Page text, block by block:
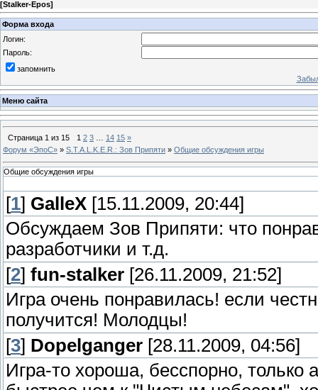
[Stalker-Epos]
Форма входа
Логин:
Пароль:
запомнить
Меню сайта
Страница 1 из 15 1 2 3 14 15 »
Форум «ЭпоС» » S.T.A.L.K.E.R.: Зов Припяти » Общие обсуждения игры
Общие обсуждения игры
[1] GalleX [15.11.2009, 20:44]
Обсуждаем Зов Припяти: что
разработчики и т.д.
[2] fun-stalker [26.11.2009, 21:52]
Игра очень понравилась! если
получится! Молодцы!
[3] Dopelganger [28.11.2009, 04:56]
Игра-то хороша, бесспорно, только